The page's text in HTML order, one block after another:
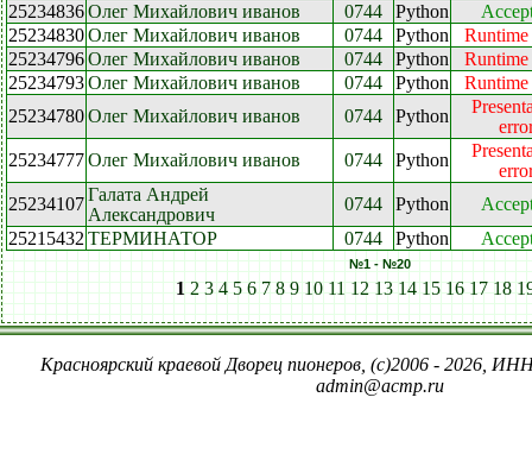
25234836Олег Михайлович иванов 0744 Python
25234830Олег Михайлович иванов 0744 Python
Runtime
25234796Олег Михайлович иванов 0744 Python
Runtime
25234793Олег Михайлович иванов 0744 Python
Runtime
25234780Олег Михайлович иванов 0744 Python
25234777Олег Михайлович иванов 0744 Python
25234107Галата Андрей
Александрович
0744 Python
25215432 ТЕРМИНАТОР 0744 Python
№1 - №20
1 2 3 4 5 6 7 8 9 10 11 12 13 14 15 16 17 18
Красноярский краевой Дворец пионеров, (c)2006 - 2026,
admin@acmp.ru